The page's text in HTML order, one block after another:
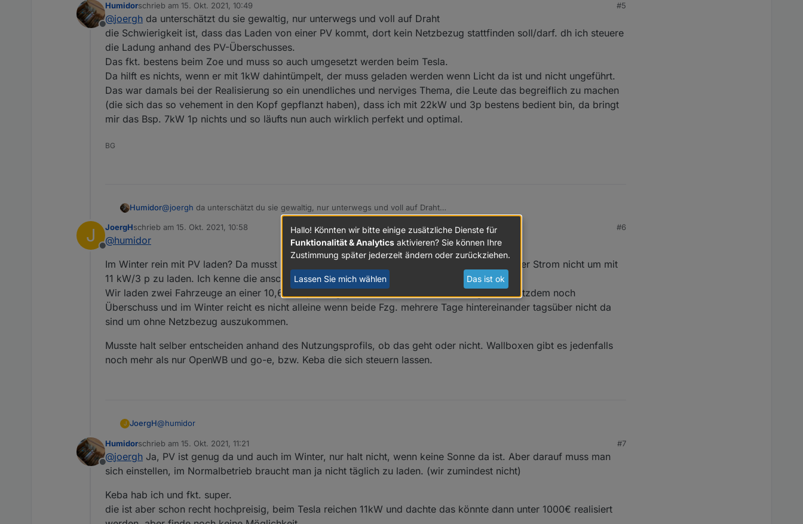
so schnell, wie man es im Auto einstellt, beim Model 3 zwischen 5 und 13 A, also 1,1 - 3 kW, was etwa 7-19 km/h entspricht.
Die Ladegeschwindigkeit wird demnächst auch über die APP einstellbar sein, ebenso wie über ioBroker zu steuern. Eine
Wallbox braucht man dann nur, wenn man schneller laden will, was man aber gerade bei einer 73 J Dame wohl nicht
brauchen wird, weil das Auto 95% am Tag rumsteht. Einfach ist es auch, weil man es so einstellen kann, dass man das
Kabel nur reinsteckt und schon lädt er los.
Mein Rat: Spar Dir das Geld - geht auch ohne.
Offline
Humidorschrieb am 15. Okt. 2021, 10:49
zuletzt editiert von
#5
@joergh da unterschätzt du sie gewaltig, nur unterwegs und voll auf Draht
die Schwierigkeit ist, dass das Laden von einer PV kommt, dort kein Netzbezug stattfinden soll/darf. dh ich steuere
die Ladung anhand des PV-Überschusses.
Das fkt. bestens beim Zoe und muss so auch umgesetzt werden beim Tesla.
Da hilft es nichts, wenn er mit 1kW dahintümpelt, der muss geladen werden wenn Licht da ist und nicht ungeführt.
Das war damals bei der Realisierung so ein unendliches und nerviges Thema, die Leute das begreiflich zu machen
(die sich das so vehement in den Kopf gepflanzt haben), dass ich mit 22kW und 3p bestens bedient bin, da bringt
mir das Bsp. 7kW 1p nichts und so läufts nun auch wirklich perfekt und optimal.
BG
Humidor@joergh da unterschätzt du sie gewaltig, nur unterwegs und voll auf Draht
die Schwierigkeit ist, dass das Laden von einer PV kommt, dort kein Netzbezug stattfinden soll/darf. dh ich steuere die
Ladung anhand des PV-Überschusses.
Das fkt. bestens beim Zoe und muss so auch umgesetzt werden beim Tesla.
Da hilft es nichts, wenn er mit 1kW dahintümpelt, der muss geladen werden wenn Licht da ist und nicht ungeführt.
Das war damals bei der Realisierung so ein unendliches und nerviges Thema, die Leute das begreiflich zu machen (die
sich das so vehement in den Kopf gepflanzt haben), dass ich mit 22kW und 3p bestens bedient bin, da bringt mir das Bsp.
7kW 1p nichts und so läufts nun auch wirklich perfekt und optimal.
J
Offline
JoergHschrieb am 15. Okt. 2021, 10:58
zuletzt editiert von
#6
@humidor
Im Winter rein mit PV laden? Da musst Du aber eine sehr große Anlage haben, sonst reicht der Strom nicht um mit
11 kW/3 p zu laden. Ich kenne die anscheinend wohl besonderen Umstände natürlich nicht.
Wir laden zwei Fahrzeuge an einer 10,66 kWp Anlage über PV Laden: Im Sommer gibt es trotzdem noch
Überschuss und im Winter reicht es nicht alleine wenn beide Fzg. mehrere Tage hintereinander tagsüber nicht da
sind um ohne Netzbezug auszukommen.
Musste halt selber entscheiden anhand des Nutzungsprofils, ob das geht oder nicht. Wallboxen gibt es jedenfalls
noch mehr als nur OpenWB und go-e, bzw. Keba die sich steuern lassen.
J JoergH@humidor
Im Winter rein mit PV laden? Da musst Du aber eine sehr große Anlage haben, sonst reicht der Strom nicht um mit 11 kW/3 p
zu laden. Ich kenne die anscheinend wohl besonderen Umstände natürlich nicht.
Wir laden zwei Fahrzeuge an einer 10,66 kWp Anlage über PV Laden: Im Sommer gibt es trotzdem noch Überschuss und im
Winter reicht es nicht alleine wenn beide Fzg. mehrere Tage hintereinander tagsüber nicht da sind um ohne Netzbezug
auszukommen.
Musste halt selber entscheiden anhand des Nutzungsprofils, ob das geht oder nicht. Wallboxen gibt es jedenfalls noch
Offline
Humidorschrieb am 15. Okt. 2021, 11:21
zuletzt editiert von
#7
@joergh Ja, PV ist genug da und auch im Winter, nur halt nicht, wenn keine Sonne da ist. Aber darauf muss man
sich einstellen, im Normalbetrieb braucht man ja nicht täglich zu laden. (wir zumindest nicht)
Keba hab ich und fkt. super.
die ist aber schon recht hochpreisig, beim Tesla reichen 11kW und dachte das könnte dann unter 1000€ realisiert
Hallo! Könnten wir bitte einige zusätzliche Dienste für
Funktionalität & Analytics aktivieren? Sie können Ihre
Zustimmung später jederzeit ändern oder zurückziehen.
Lassen Sie mich wählen Das ist ok